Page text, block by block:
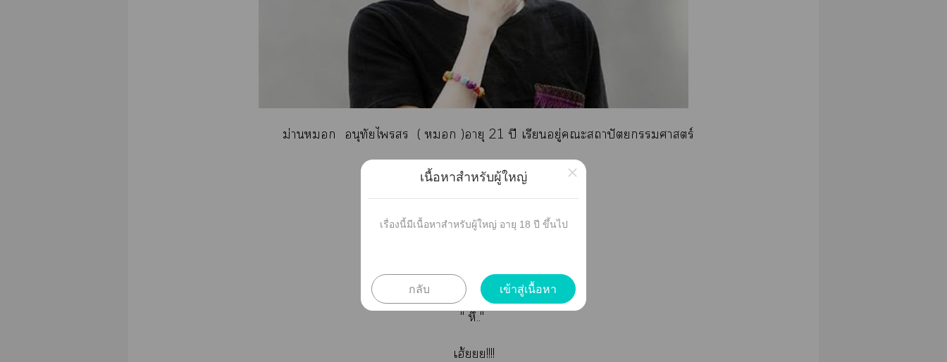
ม่าน อนุทัยไ (  )อายุ 21 ปี เรียนอยู่ะสถาปัตยกรรมศาสตร์
" คุณครับ"
" หึ.."
เฮ้ยยย!!!!
เนื้อหาสำหรับผู้ใหญ่
เรื่องนี้มีเนื้อหาสำหรับผู้ใหญ่ อายุ 18 ปี ขึ้นไป
กลับ เข้าสู่เนื้อหา
×